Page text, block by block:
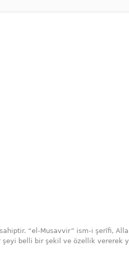
“el-Musavvir” ism-i şerîfi,
şeyi belli bir şekil ve özellik vererek